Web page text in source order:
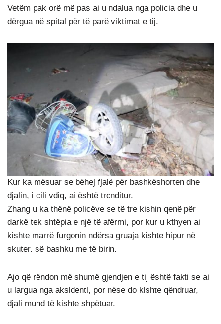
Vetëm pak orë më pas ai u ndalua nga policia dhe u
dërgua në spital për të parë viktimat e tij.
Kur ka mësuar se bëhej fjalë për bashkëshorten dhe
djalin, i cili vdiq, ai është tronditur.
Zhang u ka thënë policëve se të tre kishin qenë për
darkë tek shtëpia e një të afërmi, por kur u kthyen ai
kishte marrë furgonin ndërsa gruaja kishte hipur në
skuter, së bashku me të birin.
Ajo që rëndon më shumë gjendjen e tij është fakti se ai
u largua nga aksidenti, por nëse do kishte qëndruar,
djali mund të kishte shpëtuar.